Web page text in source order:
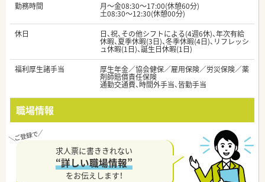
勤務時間
月～金08:30～17:00(休憩60分)
土08:30～12:30(休憩00分)
休日
日、祝、その他シフトによる(4週6休)、年次有給
休暇、夏季休暇(3日)、冬季休暇(4日)、リフレッシ
ュ休暇(1日)、誕生日休暇(1日)
福利厚生諸手当
厚生年金／協会健保／雇用保険／労災保険／薬
剤師賠償責任保険
通勤交通費、時間外手当、皆勤手当
職場情報
求人票に書ききれない
“詳しい職場情報”
をお伝えします！